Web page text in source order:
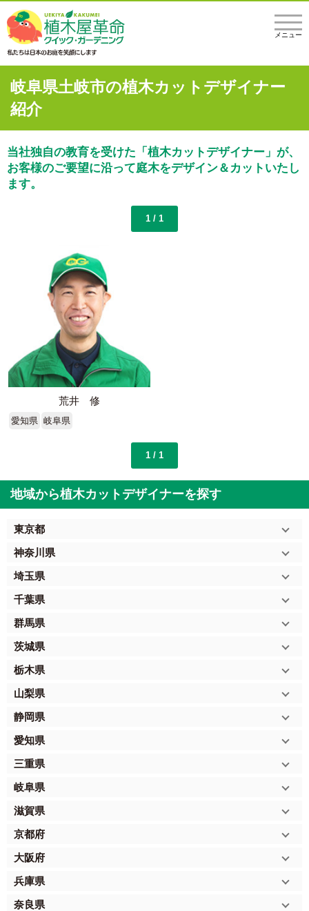
メニュー
岐阜県土岐市の植木カットデザイナー
紹介
当社独自の教育を受けた「植木カットデザイナー」が、
お客様のご要望に沿って庭木をデザイン＆カットいたし
ます。
1 / 1
荒井 修
愛知県 岐阜県
1 / 1
地域から植木カットデザイナーを探す
東京都
神奈川県
埼玉県
千葉県
群馬県
茨城県
栃木県
山梨県
静岡県
愛知県
三重県
岐阜県
滋賀県
京都府
大阪府
兵庫県
奈良県